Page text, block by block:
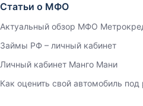
Статьи о МФО
Актуальный обзор МФО
Займы РФ – личный кабинет
Личный кабинет Манго Мани
Как оценить свой автомобиль под